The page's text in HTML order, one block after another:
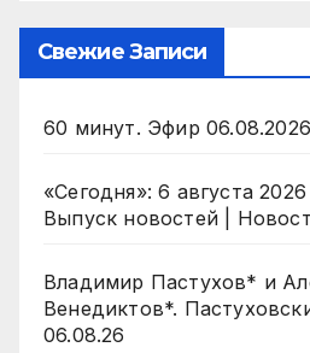
Свежие Записи
60 минут. Эфир
«Сегодня»: 6 августа 2026
Выпуск новостей |
Владимир Пастухов* и
Венедиктов*.
06.08.26